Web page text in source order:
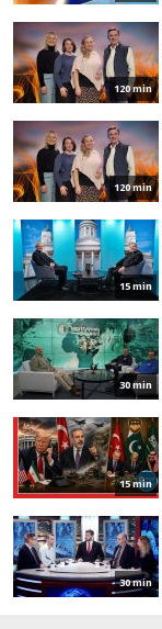
120 min
120 min
15 min
30 min
15 min
30 min